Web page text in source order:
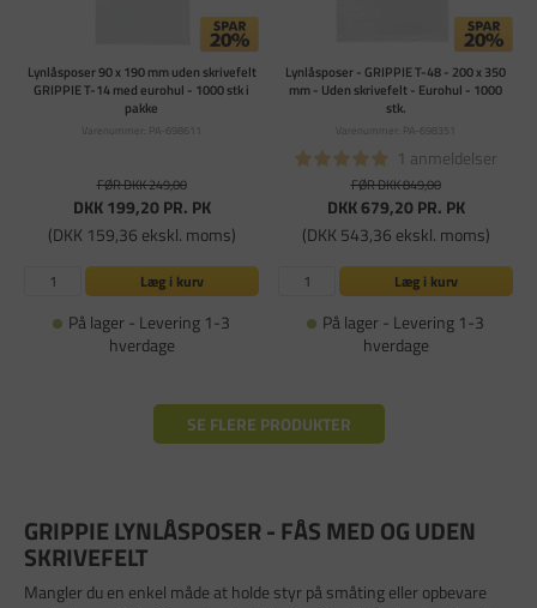
Lynlåsposer 90 x 190 mm uden skrivefelt
GRIPPIE T-14 med eurohul - 1000 stk i
pakke
Varenummer: PA-698611
FØR DKK 249,00
DKK 199,20PR. PK
(DKK 159,36 ekskl. moms)
Læg i kurv
På lager - Levering 1-3
hverdage
Lynlåsposer - GRIPPIE T-48 - 200 x 350
mm - Uden skrivefelt - Eurohul - 1000
stk.
Varenummer: PA-698351
1 anmeldelser
FØR DKK 849,00
DKK 679,20PR. PK
(DKK 543,36 ekskl. moms)
Læg i kurv
På lager - Levering 1-3
hverdage
SE FLERE PRODUKTER
GRIPPIE LYNLÅSPOSER - FÅS MED OG UDEN
SKRIVEFELT
Mangler du en enkel måde at holde styr på småting eller opbevare